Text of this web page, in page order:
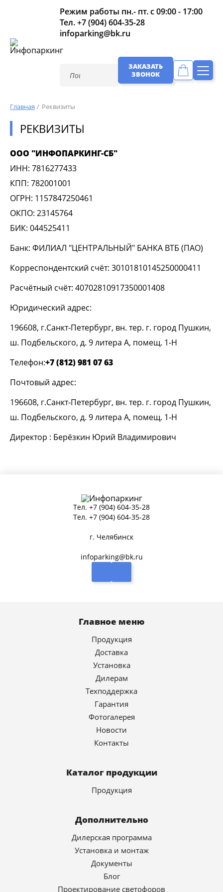
Режим работы пн.- пт. с 09:00 - 17:00
Тел.+7 (904) 604-35-28
infoparking@bk.ru
ЗАКАЗАТЬ
ЗВОНОК
Главная Реквизиты
РЕКВИЗИТЫ
ООО "ИНФОПАРКИНГ-СБ"
ИНН: 7816277433
КПП: 782001001
ОГРН: 1157847250461
ОКПО: 23145764
БИК: 044525411
Банк: ФИЛИАЛ "ЦЕНТРАЛЬНЫЙ" БАНКА ВТБ (ПАО)
Корреспондентский счёт: 30101810145250000411
Расчётный счёт: 40702810917350001408
Юридический адрес:
196608, г.Санкт-Петербург, вн. тер. г. город Пушкин,
ш. Подбельского, д. 9 литера А, помещ. 1-Н
Телефон:+7 (812) 981 07 63
Почтовый адрес:
196608, г.Санкт-Петербург, вн. тер. г. город Пушкин,
ш. Подбельского, д. 9 литера А, помещ. 1-Н
Директор : Берёзкин Юрий Владимирович
Тел. +7 (904) 604-35-28
Тел. +7 (904) 604-35-28
г. Челябинск
infoparking@bk.ru
Главное меню
Продукция
Доставка
Установка
Дилерам
Техподдержка
Гарантия
Фотогалерея
Новости
Контакты
Каталог продукции
Продукция
Дополнительно
Дилерская программа
Установка и монтаж
Документы
Блог
Проектирование светофоров